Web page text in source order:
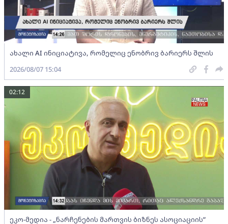
ახალი AI ინიციატივა, რომელიც ენობრივ ბარიერს შლის
2026/08/07 15:04
ეკო-მედია - „ნარჩენების მართვის ბიზნეს ასოციაციის”
02:12